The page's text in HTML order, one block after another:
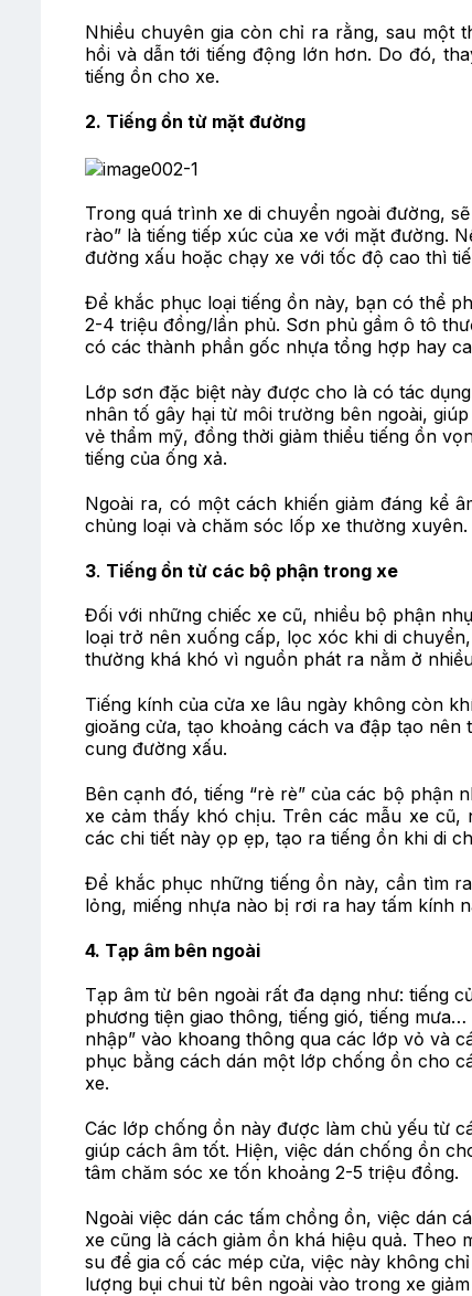
Nhiều chuyên gia còn chỉ ra rằng, sau một
hồi và dẫn tới tiếng động lớn hơn. Do đó,
tiếng ồn cho xe.
2. Tiếng ồn từ mặt đường
Trong quá trình xe di chuyển ngoài đường,
rào” là tiếng tiếp xúc của xe với mặt đường.
đường xấu hoặc chạy xe với tốc độ cao thì
Để khắc phục loại tiếng ồn này, bạn có thể
2-4 triệu đồng/lần phủ. Sơn phủ gầm ô tô
có các thành phần gốc nhựa tổng hợp hay
Lớp sơn đặc biệt này được cho là có tác
nhân tố gây hại từ môi trường bên ngoài,
vẻ thẩm mỹ, đồng thời giảm thiểu tiếng ồn
tiếng của ống xả.
Ngoài ra, có một cách khiến giảm đáng kể
chủng loại và chăm sóc lốp xe thường xuyên.
3. Tiếng ồn từ các bộ phận trong xe
Đối với những chiếc xe cũ, nhiều bộ phận
loại trở nên xuống cấp, lọc xóc khi di
thường khá khó vì nguồn phát ra nằm ở
Tiếng kính của cửa xe lâu ngày không còn
gioăng cửa, tạo khoảng cách va đập tạo nên
cung đường xấu.
Bên cạnh đó, tiếng “rè rè” của các bộ phận
xe cảm thấy khó chịu. Trên các mẫu xe
các chi tiết này ọp ẹp, tạo ra tiếng ồn khi di
Để khắc phục những tiếng ồn này, cần tìm
lỏng, miếng nhựa nào bị rơi ra hay tấm kính
4. Tạp âm bên ngoài
Tạp âm từ bên ngoài rất đa dạng như: tiếng
phương tiện giao thông, tiếng gió, tiếng
nhập” vào khoang thông qua các lớp vỏ và
phục bằng cách dán một lớp chống ồn cho
xe.
Các lớp chống ồn này được làm chủ yếu từ
giúp cách âm tốt. Hiện, việc dán chống ồn
tâm chăm sóc xe tốn khoảng 2-5 triệu đồng.
Ngoài việc dán các tấm chồng ồn, việc dán
xe cũng là cách giảm ồn khá hiệu quả. Theo
su để gia cố các mép cửa, việc này không
lượng bụi chui từ bên ngoài vào trong xe